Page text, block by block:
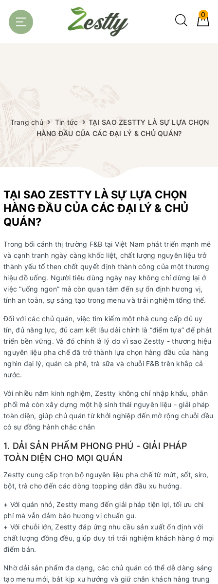
0
Trang chủ Tin tức
TẠI SAO ZESTTY LÀ SỰ LỰA CHỌN
HÀNG ĐẦU CỦA CÁC ĐẠI LÝ & CHỦ QUÁN?
TẠI SAO ZESTTY LÀ SỰ LỰA CHỌN
HÀNG ĐẦU CỦA CÁC ĐẠI LÝ & CHỦ
QUÁN?
Trong bối cảnh thị trường F&B tại Việt Nam phát triển mạnh mẽ
và cạnh tranh ngày càng khốc liệt, chất lượng nguyên liệu trở
thành yếu tố then chốt quyết định thành công của một thương
hiệu đồ uống. Người tiêu dùng ngày nay không chỉ dừng lại ở
việc “uống ngon” mà còn quan tâm đến sự ổn định hương vị,
tính an toàn, sự sáng tạo trong menu và trải nghiệm tổng thể.
Đối với các chủ quán, việc tìm kiếm một nhà cung cấp đủ uy
tín, đủ năng lực, đủ cam kết lâu dài chính là “điểm tựa” để phát
triển bền vững. Và đó chính là lý do vì sao Zestty - thương hiệu
nguyên liệu pha chế đã trở thành lựa chọn hàng đầu của hàng
nghìn đại lý, quán cà phê, trà sữa và chuỗi F&B trên khắp cả
nước.
Với nhiều năm kinh nghiệm, Zestty không chỉ nhập khẩu, phân
phối mà còn xây dựng một hệ sinh thái nguyên liệu - giải pháp
toàn diện, giúp chủ quán từ khởi nghiệp đến mở rộng chuỗi đều
có sự đồng hành chắc chắn
1. DẢI SẢN PHẨM PHONG PHÚ - GIẢI PHÁP
TOÀN DIỆN CHO MỌI QUÁN
Zestty cung cấp trọn bộ nguyên liệu pha chế từ mứt, sốt, siro,
bột, trà cho đến các dòng topping dẫn đầu xu hướng.
+ Với quán nhỏ, Zestty mang đến giải pháp tiện lợi, tối ưu chi
phí mà vẫn đảm bảo hương vị chuẩn gu.
+ Với chuỗi lớn, Zestty đáp ứng nhu cầu sản xuất ổn định với
chất lượng đồng đều, giúp duy trì trải nghiệm khách hàng ở mọi
điểm bán.
Nhờ dải sản phẩm đa dạng, các chủ quán có thể dễ dàng sáng
tạo menu mới, bắt kịp xu hướng và giữ chân khách hàng trung